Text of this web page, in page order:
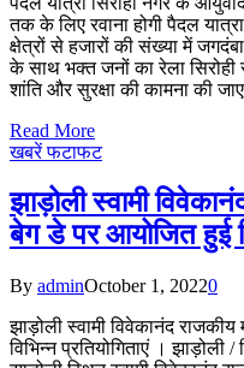
तक के लिए रवाना होगी पैदल
क्षेत्रों से हजारों की संख्या में
के साथ भक्त जनों का रेला
शांति और सुरक्षा की कामना की
Read More
खबरें फटाफट
झाड़ोली स्वामी
बेग डे पर आयोजित हुई
By adminOctober 1, 20220
झाड़ोली स्वामी विवेकानंद
विभिन्न प्रतियोगिताएं ।